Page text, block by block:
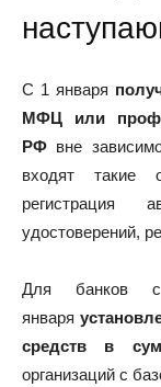
С 1 января
МФЦ или
РФ вне
входят такие
регистрация
удостоверений,
Для банков с
января
средств в
организаций с